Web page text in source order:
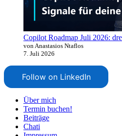
Copilot Roadmap Juli 2026:
von Anastasios Ntaflos
7. Juli 2026
Follow on LinkedIn
Über mich
Termin buchen!
Beiträge
Chati